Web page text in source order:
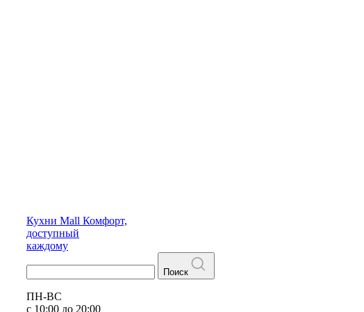
Кухни Mall Комфорт,
доступный
каждому
Поиск
ПН-ВС
с 10:00 до 20:00